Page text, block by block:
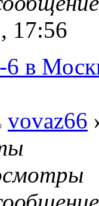
17:56
6 в
vovaz66